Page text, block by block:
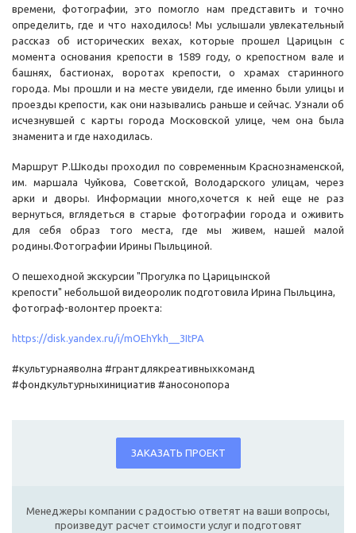
времени, фотографии, это помогло нам представить и точно
определить, где и что находилось! Мы услышали увлекательный
рассказ об исторических вехах, которые прошел Царицын с
момента основания крепости в 1589 году, о крепостном вале и
башнях, бастионах, воротах крепости, о храмах старинного
города. Мы прошли и на месте увидели, где именно были улицы и
проезды крепости, как они назывались раньше и сейчас. Узнали об
исчезнувшей с карты города Московской улице, чем она была
знаменита и где находилась.
Маршрут Р.Шкоды проходил по современным Краснознаменской,
им. маршала Чуйкова, Советской, Володарского улицам, через
арки и дворы. Информации много,хочется к ней еще не раз
вернуться, вглядеться в старые фотографии города и оживить
для себя образ того места, где мы живем, нашей малой
родины.Фотографии Ирины Пыльциной.
О пешеходной экскурсии "Прогулка по Царицынской
крепости" небольшой видеоролик подготовила Ирина Пыльцина,
фотограф-волонтер проекта:
https://disk.yandex.ru/i/mOEhYkh__3ItPA
#культурнаяволна #грантдлякреативныхкоманд
#фондкультурныхинициатив #аносонопора
ЗАКАЗАТЬ ПРОЕКТ
Менеджеры компании с радостью ответят на ваши вопросы,
произведут расчет стоимости услуг и подготовят